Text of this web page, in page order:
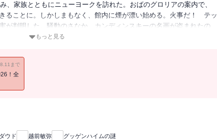
、家族とともにニューヨークを訪れた。おばのグロリアの案内で、
ることに。しかしまもなく、館内に煙が漂い始める。火事だ！ テッ
が判明した。騒動のさなか、カンディンスキーの名画が盗まれたの
ッドは「ほかの人とはちがう」頭脳によって、犯行が可能だった人物
もっと見る
まで
！全
ウド 越前敏弥 グッゲンハイムの謎